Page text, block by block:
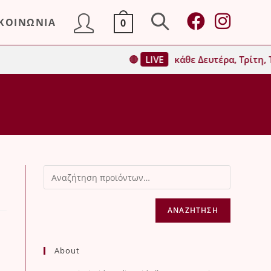
0 Toggle
website
🔴 LIVE κάθε Δευτέρα,
ΑΝΑΖΉΤΗΣΗ
About